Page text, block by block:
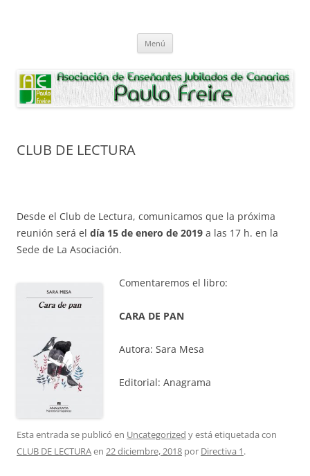
Paulo Freire
Menú
CLUB DE LECTURA
Desde el Club de Lectura, comunicamos que la próxima
reunión será el día 15 de enero de 2019 a las 17 h. en la
Sede de La Asociación.
Comentaremos el libro:
CARA DE PAN
Autora: Sara Mesa
Editorial: Anagrama
Esta entrada se publicó en Uncategorized y está etiquetada con
CLUB DE LECTURAen 22 diciembre, 2018 por Directiva 1.